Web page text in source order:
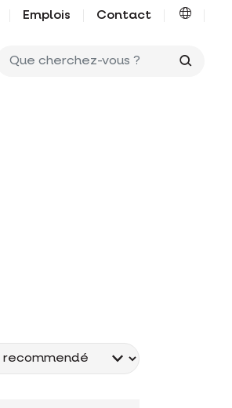
Emplois Contact